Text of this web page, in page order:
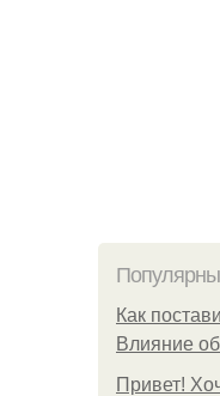
Как
Влияние
Привет!